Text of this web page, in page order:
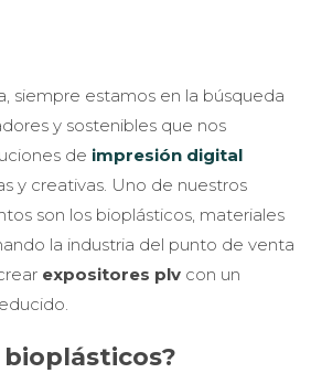
siempre estamos en la búsqueda
y sostenibles que nos
de impresión digital
y creativas. Uno de nuestros
son los bioplásticos, materiales
la industria del punto de venta
expositores plv con un
bioplásticos?